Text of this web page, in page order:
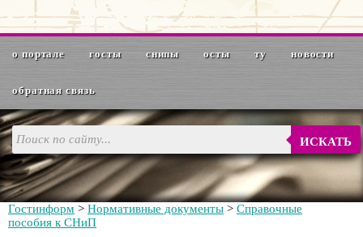
о портале госты снипы осты ту новости
обратная связь
ИСКАТЬ
Гостинформ > Нормативные документы > Справочные
пособия к СНиП